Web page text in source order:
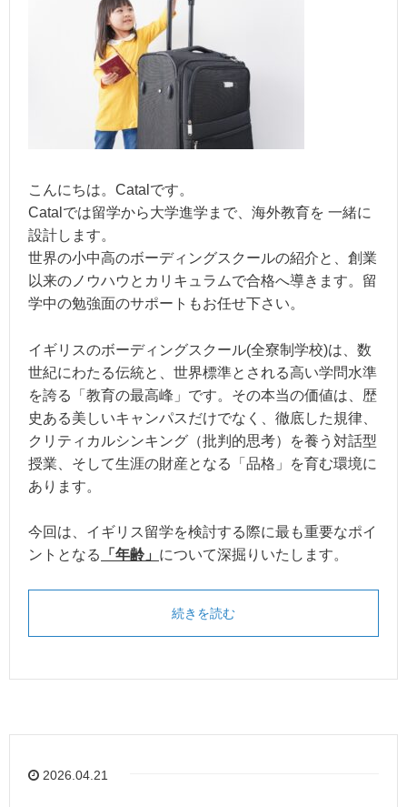
こんにちは。Catalです。
Catalでは留学から大学進学まで、海外教育を 一緒に
設計します。
世界の小中高のボーディングスクールの紹介と、創業
以来のノウハウとカリキュラムで合格へ導きます。留
学中の勉強面のサポートもお任せ下さい。
イギリスのボーディングスクール(全寮制学校)は、数
世紀にわたる伝統と、世界標準とされる高い学問水準
を誇る「教育の最高峰」です。その本当の価値は、歴
史ある美しいキャンパスだけでなく、徹底した規律、
クリティカルシンキング（批判的思考）を養う対話型
授業、そして生涯の財産となる「品格」を育む環境に
あります。
今回は、イギリス留学を検討する際に最も重要なポイ
ントとなる
「年齢」 について深掘りいたします。
続きを読む
2026.04.21